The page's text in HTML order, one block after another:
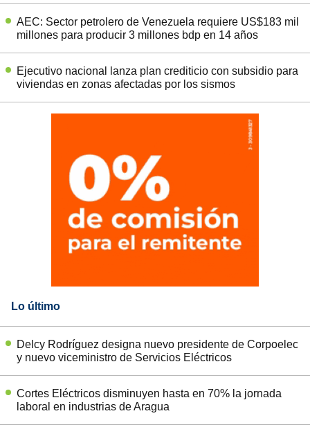
AEC: Sector petrolero de Venezuela requiere US$183 mil
millones para producir 3 millones bdp en 14 años
Ejecutivo nacional lanza plan crediticio con subsidio para
viviendas en zonas afectadas por los sismos
Lo último
Delcy Rodríguez designa nuevo presidente de Corpoelec
y nuevo viceministro de Servicios Eléctricos
Cortes Eléctricos disminuyen hasta en 70% la jornada
laboral en industrias de Aragua